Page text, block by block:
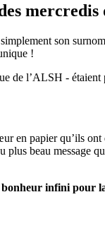
son
!
de l’ALSH -
en papier qu’ils
plus beau
infini pour